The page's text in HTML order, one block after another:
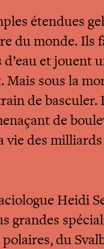
étendues
du monde. Ils
et jouent
sous la
de basculer.
de
vie des
Heidi
grandes
du